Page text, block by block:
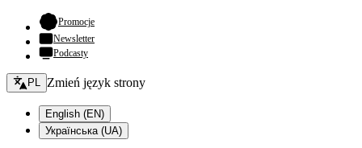
Promocje- otwiera się w nowej karcie
Newsletter
Podcasty
Zmień język - bieżący:
PL Zmień język strony
English (EN)
Українська (UA)